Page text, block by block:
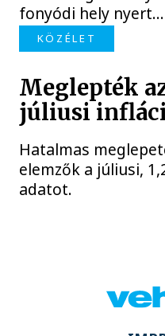
fonyódi hely nyert...
KÖZÉLET
Meglepték
júliusi
Hatalmas
elemzők a júliusi,
adatot.